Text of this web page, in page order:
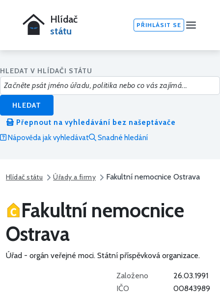
Hlídač
státu
PŘIHLÁSIT SE
HLEDAT V HLÍDAČI STÁTU
HLEDAT
Přepnout na vyhledávání bez našeptávače
Nápověda jak vyhledávat
Snadné hledání
Hlídač státu Úřady a firmy Fakultní nemocnice Ostrava
Fakultní nemocnice
Ostrava
Úřad - orgán veřejné moci. Státní příspěvková organizace.
Založeno
26.03.1991
IČO
00843989